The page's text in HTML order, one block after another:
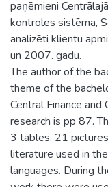
paņēmieni
kontroles sistēma,
analizēti klientu
un 2007. gadu.
The author of the
theme of the
Central Finance and
research is pp 87.
3 tables, 21
literature used in
languages. During